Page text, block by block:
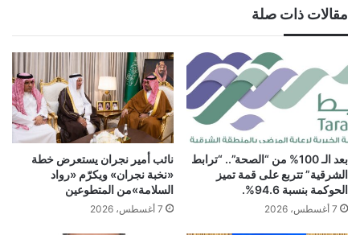
مقالات ذات صلة
بعد الـ 100% من “الصحة”.. “ترابط
الشرقية” تتربع على قمة تميز
الحوكمة بنسبة 94.6%.
7 أغسطس، 2026
نائب أمير نجران يستعرض خطة
«نخبة نجران» ويكرّم «رواد
السلامة»من المتطوعين
7 أغسطس، 2026